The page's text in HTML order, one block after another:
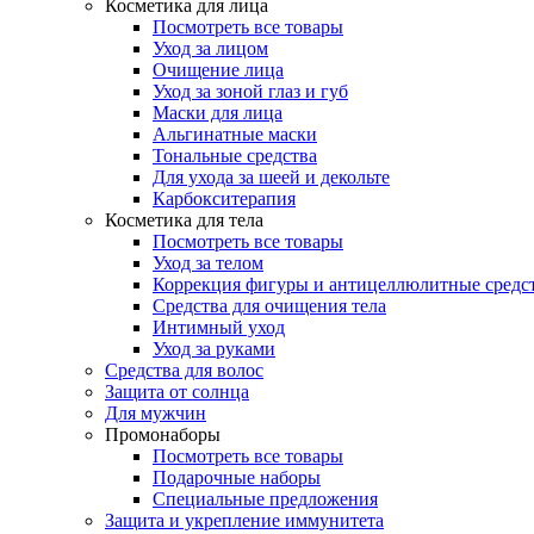
Косметика для лица
Посмотреть все товары
Уход за лицом
Очищение лица
Уход за зоной глаз и губ
Маски для лица
Альгинатные маски
Тональные средства
Для ухода за шеей и декольте
Карбокситерапия
Косметика для тела
Посмотреть все товары
Уход за телом
Коррекция фигуры и антицеллюлитные
Средства для очищения тела
Интимный уход
Уход за руками
Средства для волос
Защита от солнца
Для мужчин
Промонаборы
Посмотреть все товары
Подарочные наборы
Специальные предложения
Защита и укрепление иммунитета